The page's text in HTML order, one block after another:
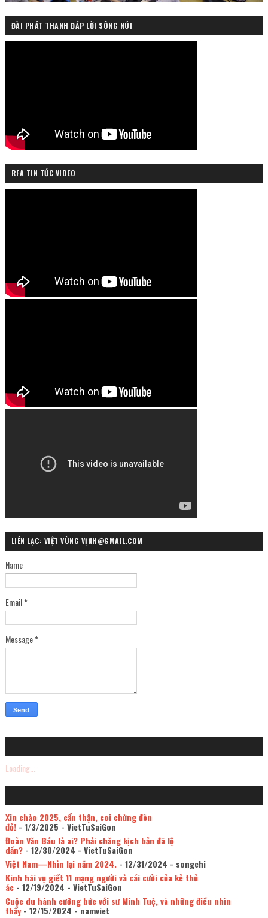
ĐÀI PHÁT THANH ĐÁP LỜI SÔNG NÚI
RFA TIN TỨC VIDEO
LIÊN LẠC: VIỆT VÙNG VỊNH@GMAIL.COM
Name
Email*
Message*
Loading...
Xin chào 2025, cẩn thận, coi chừng đèn
đỏ!- 1/3/2025 - VietTuSaiGon
Đoàn Văn Báu là ai? Phải chăng kịch bản đã lộ
dần?- 12/30/2024 - VietTuSaiGon
Việt Nam—Nhìn lại năm 2024.- 12/31/2024 - songchi
Kinh hãi vụ giết 11 mạng người và cái cười của kẻ thủ
ác- 12/19/2024 - VietTuSaiGon
Cuộc du hành cưỡng bức với sư Minh Tuệ, và những điều nhìn
thấy- 12/15/2024 - namviet